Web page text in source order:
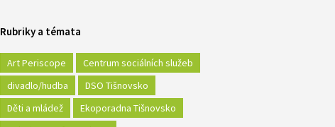
Rubriky a témata
Art Periscope
Centrum sociálních služeb
divadlo/hudba
DSO Tišnovsko
Děti a mládež
Ekoporadna Tišnovsko